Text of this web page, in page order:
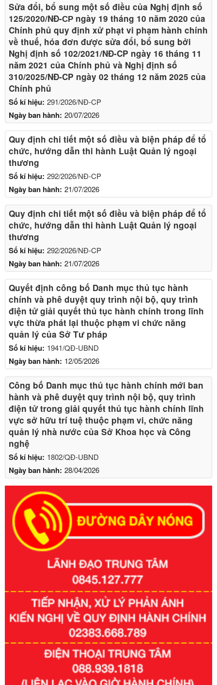
Số kí hiệu: 291/2026/NĐ-CP
Ngày ban hành: 20/07/2026
Sửa đổi, bổ sung một số điều của Nghị định số
125/2020/NĐ-СР ngày 19 tháng 10 năm 2020 của
Chính phủ quy định xử phạt vi phạm hành chính
về thuế, hóa đơn được sửa đổi, bổ sung bởi
Nghị định số 102/2021/NĐ-CP ngày 16 tháng 11
năm 2021 của Chính phủ và Nghị định số
310/2025/NĐ-CP ngày 02 tháng 12 năm 2025 của
Chính phủ
Số kí hiệu: 292/2026/NĐ-CP
Ngày ban hành: 21/07/2026
Quy định chi tiết một số điều và biện pháp để tổ
chức, hướng dẫn thi hành Luật Quản lý ngoại
thương
Số kí hiệu: 292/2026/NĐ-CP
Ngày ban hành: 21/07/2026
Quy định chi tiết một số điều và biện pháp để tổ
chức, hướng dẫn thi hành Luật Quản lý ngoại
thương
Số kí hiệu: 1941/QĐ-UBND
Ngày ban hành: 12/05/2026
Quyết định công bố Danh mục thủ tục hành
chính và phê duyệt quy trình nội bộ, quy trình
điện tử giải quyết thủ tục hành chính trong lĩnh
vực thừa phát lại thuộc phạm vi chức năng
quản lý của Sở Tư pháp
Số kí hiệu: 1802/QĐ-UBND
Ngày ban hành: 28/04/2026
Công bố Danh mục thủ tục hành chính mới ban
hành và phê duyệt quy trình nội bộ, quy trình
điện tử trong giải quyết thủ tục hành chính lĩnh
vực sở hữu trí tuệ thuộc phạm vi, chức năng
quản lý nhà nước của Sở Khoa học và Công
nghệ
Số kí hiệu:
351/2025/NĐ-CP